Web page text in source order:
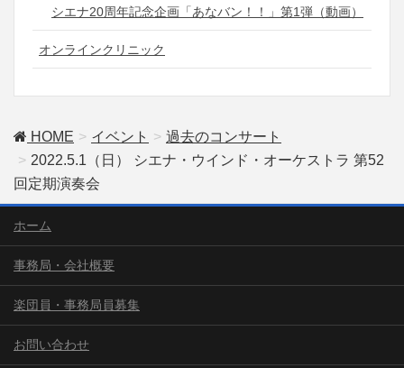
シエナ20周年記念企画「あなバン！！」第1弾（動画）
オンラインクリニック
HOME イベント
過去のコンサート
2022.5.1（日） シエナ・ウインド・オーケストラ 第52
回定期演奏会
ホーム
事務局・会社概要
楽団員・事務局員募集
お問い合わせ